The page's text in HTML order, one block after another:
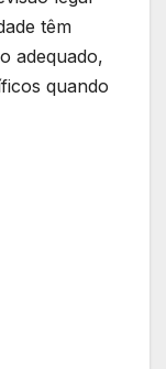
têm
adequado,
quando